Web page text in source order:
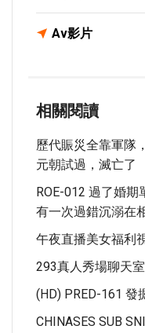
Av影片
相關閱讀
歷代賑災全靠軍隊
元朝試過，滅亡了
ROE-012 過了婚
有一次過錯沉溺在
午夜直播美女福利
293真人秀場聊天室
(HD) PRED-161 發
CHINASES SUB